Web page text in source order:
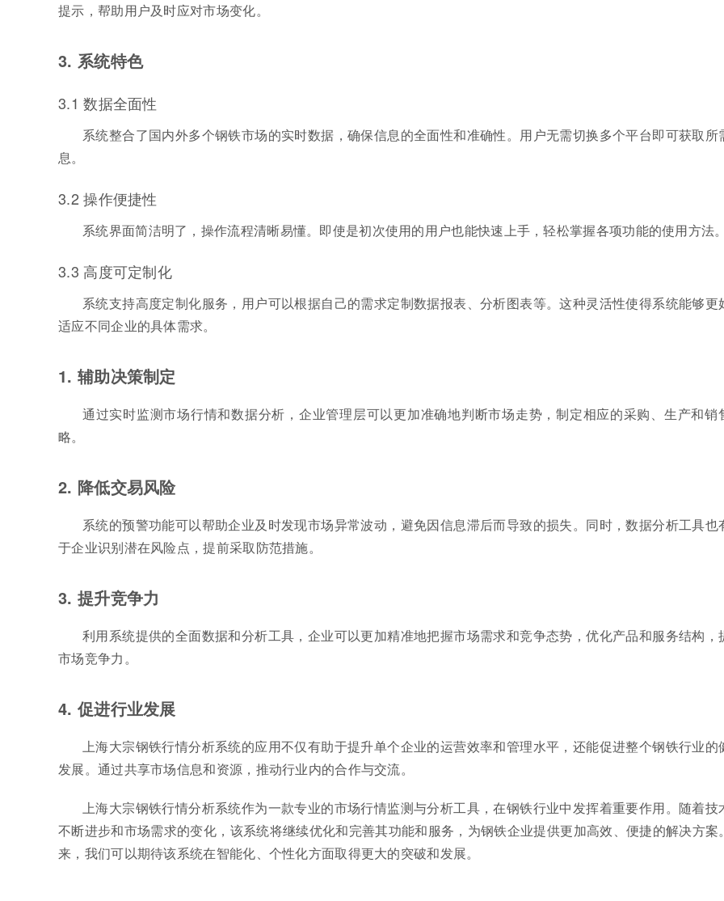
提示，帮助用户及时应对市场变化。
3. 系统特色
3.1 数据全面性
系统整合了国内外多个钢铁市场的实时数据，确保信息的全面性和准确性。用户无需切换多个平台即可获取所
息。
3.2 操作便捷性
系统界面简洁明了，操作流程清晰易懂。即使是初次使用的用户也能快速上手，轻松掌握各项功能的使用方法。
3.3 高度可定制化
系统支持高度定制化服务，用户可以根据自己的需求定制数据报表、分析图表等。这种灵活性使得系统能够更
适应不同企业的具体需求。
1. 辅助决策制定
通过实时监测市场行情和数据分析，企业管理层可以更加准确地判断市场走势，制定相应的采购、生产和销
略。
2. 降低交易风险
系统的预警功能可以帮助企业及时发现市场异常波动，避免因信息滞后而导致的损失。同时，数据分析工具也
于企业识别潜在风险点，提前采取防范措施。
3. 提升竞争力
利用系统提供的全面数据和分析工具，企业可以更加精准地把握市场需求和竞争态势，优化产品和服务结构，
市场竞争力。
4. 促进行业发展
上海大宗钢铁行情分析系统的应用不仅有助于提升单个企业的运营效率和管理水平，还能促进整个钢铁行业的
发展。通过共享市场信息和资源，推动行业内的合作与交流。
上海大宗钢铁行情分析系统作为一款专业的市场行情监测与分析工具，在钢铁行业中发挥着重要作用。随着技
不断进步和市场需求的变化，该系统将继续优化和完善其功能和服务，为钢铁企业提供更加高效、便捷的解决方案
来，我们可以期待该系统在智能化、个性化方面取得更大的突破和发展。